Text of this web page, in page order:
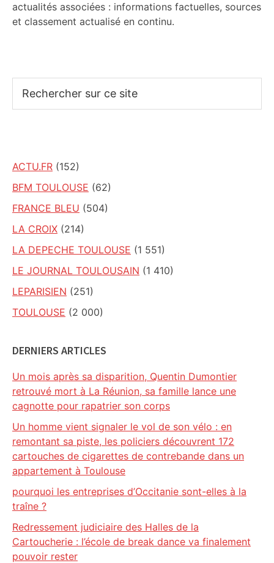
actualités associées : informations factuelles, sources
et classement actualisé en continu.
sur
ACTU.FR (152)
BFM TOULOUSE (62)
FRANCE BLEU (504)
LA CROIX (214)
LA DEPECHE TOULOUSE (1 551)
LE JOURNAL TOULOUSAIN (1 410)
LEPARISIEN (251)
TOULOUSE (2 000)
DERNIERS ARTICLES
Un mois après sa disparition, Quentin Dumontier
retrouvé mort à La Réunion, sa famille lance une
cagnotte pour rapatrier son corps
Un homme vient signaler le vol de son vélo : en
remontant sa piste, les policiers découvrent 172
cartouches de cigarettes de contrebande dans un
appartement à Toulouse
pourquoi les entreprises d’Occitanie sont-elles à la
traîne ?
Redressement judiciaire des Halles de la
Cartoucherie : l’école de break dance va finalement
pouvoir rester